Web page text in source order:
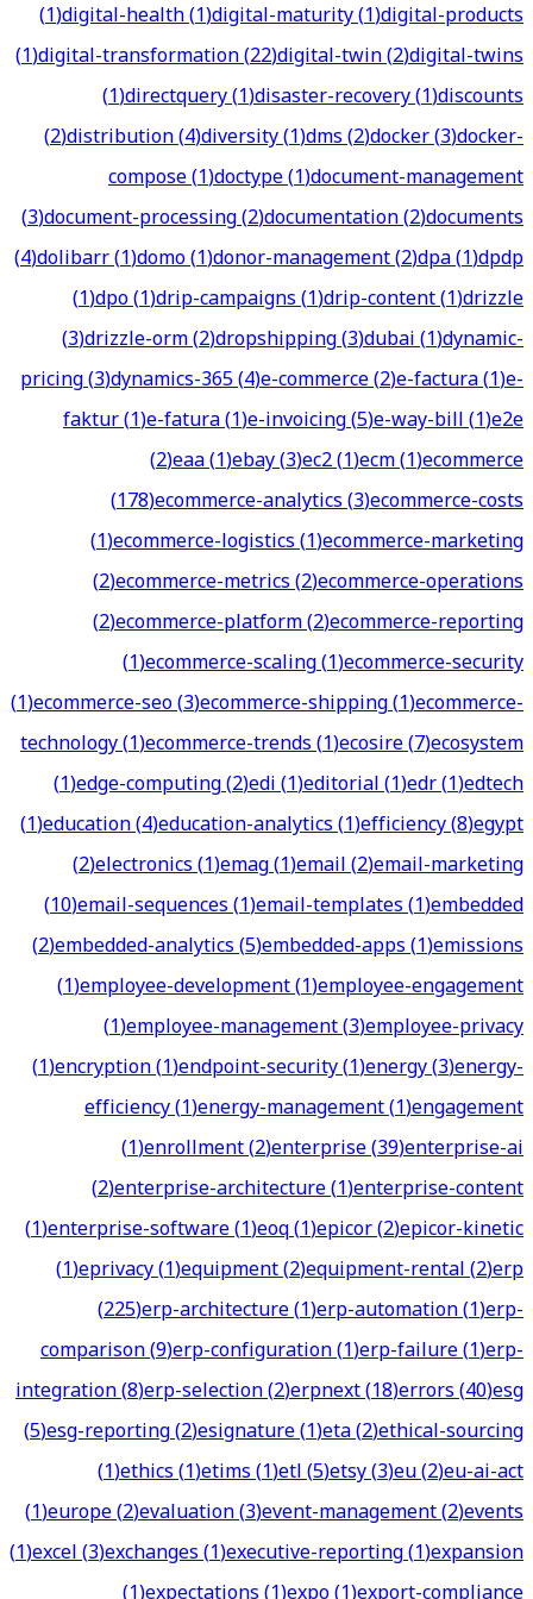
(1)digital-health(1)digital-maturity(1)digital-products
(1)digital-transformation(22)digital-twin(2)digital-twins
(1)directquery(1)disaster-recovery(1)discounts
(2)distribution(4)diversity(1)dms(2)docker(3)docker-
compose(1)doctype(1)document-management
(3)document-processing(2)documentation(2)documents
(4)dolibarr(1)domo(1)donor-management(2)dpa(1)dpdp
(1)dpo(1)drip-campaigns(1)drip-content(1)drizzle
(3)drizzle-orm(2)dropshipping(3)dubai(1)dynamic-
pricing(3)dynamics-365(4)e-commerce(2)e-factura(1)e-
faktur(1)e-fatura(1)e-invoicing(5)e-way-bill(1)e2e
(2)eaa(1)ebay(3)ec2(1)ecm(1)ecommerce
(178)ecommerce-analytics(3)ecommerce-costs
(1)ecommerce-logistics(1)ecommerce-marketing
(2)ecommerce-metrics(2)ecommerce-operations
(2)ecommerce-platform(2)ecommerce-reporting
(1)ecommerce-scaling(1)ecommerce-security
(1)ecommerce-seo(3)ecommerce-shipping(1)ecommerce-
technology(1)ecommerce-trends(1)ecosire(7)ecosystem
(1)edge-computing(2)edi(1)editorial(1)edr(1)edtech
(1)education(4)education-analytics(1)efficiency(8)egypt
(2)electronics(1)emag(1)email(2)email-marketing
(10)email-sequences(1)email-templates(1)embedded
(2)embedded-analytics(5)embedded-apps(1)emissions
(1)employee-development(1)employee-engagement
(1)employee-management(3)employee-privacy
(1)encryption(1)endpoint-security(1)energy(3)energy-
efficiency(1)energy-management(1)engagement
(1)enrollment(2)enterprise(39)enterprise-ai
(2)enterprise-architecture(1)enterprise-content
(1)enterprise-software(1)eoq(1)epicor(2)epicor-kinetic
(1)eprivacy(1)equipment(2)equipment-rental(2)erp
(225)erp-architecture(1)erp-automation(1)erp-
comparison(9)erp-configuration(1)erp-failure(1)erp-
integration(8)erp-selection(2)erpnext(18)errors(40)esg
(5)esg-reporting(2)esignature(1)eta(2)ethical-sourcing
(1)ethics(1)etims(1)etl(5)etsy(3)eu(2)eu-ai-act
(1)europe(2)evaluation(3)event-management(2)events
(1)excel(3)exchanges(1)executive-reporting(1)expansion